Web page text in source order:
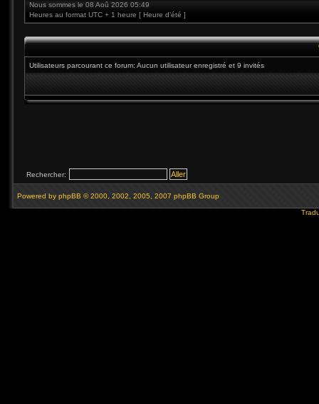
Nous sommes le 08 Aoû 2026 05:49
Heures au format UTC + 1 heure [ Heure d’été ]
Utilisateurs parcourant ce forum: Aucun utilisateur enregistré et 9 invités
Rechercher:
Powered by phpBB © 2000, 2002, 2005, 2007 phpBB Group